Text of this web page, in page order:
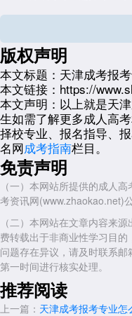
2.从自身实际情况出发
选择自己感兴趣的专业，会
性，增强学习的动力，帮助顺
要选择自己感兴趣的专业，这
3.了解专业培养目标
天津成考考生在选择专业时
方向，评估专业的职业风险。
前景较好的行业范围，然后在
展开全文
版权声明
本文标题： 天津成考报
本文链接： https://
本文声明： 以上就是天
生如需了解更多成人高
择校专业、报名指导、
名网成考指南栏目。
免责声明
（一）本网站所提供的成人
考资讯网(www.zhaokao.net)
（二）本网站在文章内容来
费转载出于非商业性学习目
问题存在异议，请及时联系
第一时间进行核实处理。
推荐阅读
上一篇： 天津成考报考专业怎